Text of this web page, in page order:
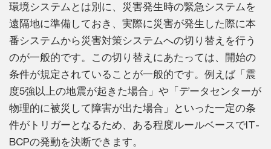
環境システムとは別に、災害発生時の緊急システムを
遠隔地に準備しておき、実際に災害が発生した際に本
番システムから災害対策システムへの切り替えを行う
のが一般的です。この切り替えにあたっては、開始の
条件が規定されていることが一般的です。例えば「震
度5強以上の地震が起きた場合」や「データセンターが
物理的に被災して障害が出た場合」といった一定の条
件がトリガーとなるため、ある程度ルールベースでIT-
BCPの発動を決断できます。